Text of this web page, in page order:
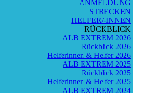
ANMELDUNG
STRECKEN
HELFER/-INNEN
RÜCKBLICK
ALB EXTREM 2026
Rückblick 2026
Helferinnen & Helfer 2026
ALB EXTREM 2025
Rückblick 2025
Helferinnen & Helfer 2025
ALB EXTREM 2024